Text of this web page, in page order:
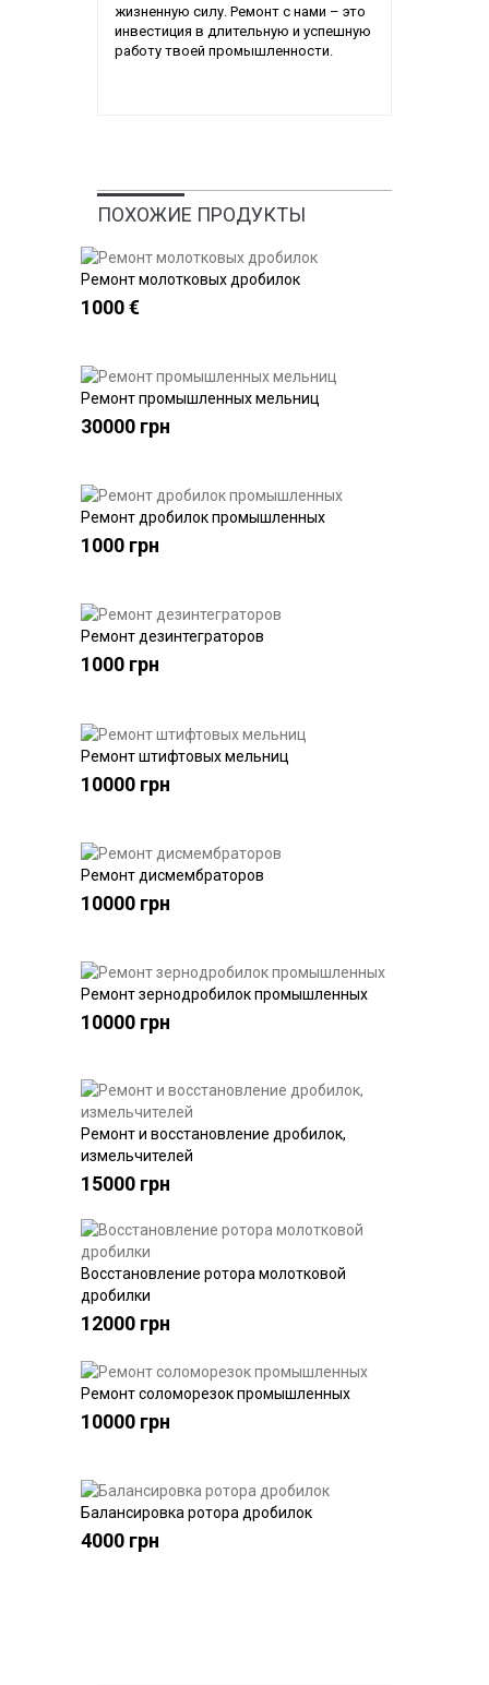
жизненную силу. Ремонт с нами – это
инвестиция в длительную и успешную
работу твоей промышленности.
ПОХОЖИЕ ПРОДУКТЫ
Купить
Ремонт молотковых дробилок
1000 €
Купить
Ремонт промышленных мельниц
30000 грн
Купить
Ремонт дробилок промышленных
1000 грн
Ремонт дезинтеграторов
1000 грн
Купить
Ремонт штифтовых мельниц
10000 грн
Ремонт дисмембраторов
10000 грн
Купить
Ремонт зернодробилок промышленных
10000 грн
Купить
Ремонт и восстановление дробилок,
измельчителей
15000 грн
Купить
Восстановление ротора молотковой
дробилки
12000 грн
Купить
Ремонт соломорезок промышленных
10000 грн
Купить
Балансировка ротора дробилок
4000 грн